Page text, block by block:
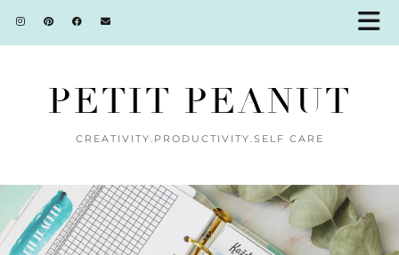
PETIT PEANUT
CREATIVITY.PRODUCTIVITY.SELF CARE